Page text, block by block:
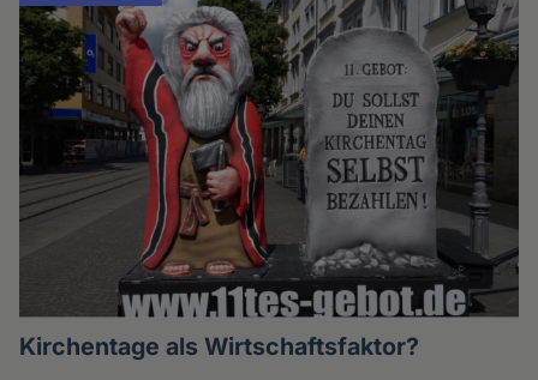
Kirchentage als Wirtschaftsfaktor?